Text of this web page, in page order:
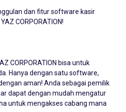
dan fitur software kasir
CORPORATION!
CORPORATION bisa untuk
Hanya dengan satu software,
aman! Anda sebagai pemilik
dapat dengan mudah mengatur
untuk mengakses cabang mana